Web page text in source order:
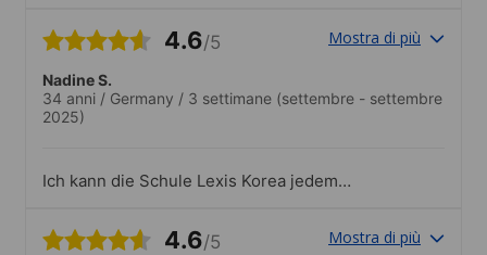
4.6/5 Mostra di più
Nadine S.
34 anni / Germany / 3 settimane (settembre - settembre
2025)
Ich kann die Schule Lexis Korea jedem
kleiner. Die Lage der Schule im
4.6/5 Mostra di più